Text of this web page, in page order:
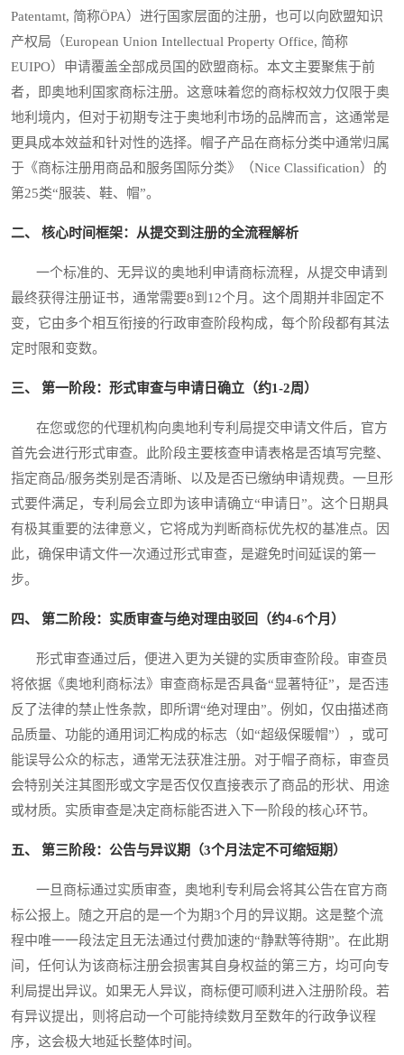
Patentamt, 简称ÖPA）进行国家层面的注册，也可以向欧盟知识
产权局（European Union Intellectual Property Office, 简称
EUIPO）申请覆盖全部成员国的欧盟商标。本文主要聚焦于前
者，即奥地利国家商标注册。这意味着您的商标权效力仅限于奥
地利境内，但对于初期专注于奥地利市场的品牌而言，这通常是
更具成本效益和针对性的选择。帽子产品在商标分类中通常归属
于《商标注册用商品和服务国际分类》（Nice Classification）的
第25类“服装、鞋、帽”。
二、 核心时间框架：从提交到注册的全流程解析
一个标准的、无异议的奥地利申请商标流程，从提交申请到
最终获得注册证书，通常需要8到12个月。这个周期并非固定不
变，它由多个相互衔接的行政审查阶段构成，每个阶段都有其法
定时限和变数。
三、 第一阶段：形式审查与申请日确立（约1-2周）
在您或您的代理机构向奥地利专利局提交申请文件后，官方
首先会进行形式审查。此阶段主要核查申请表格是否填写完整、
指定商品/服务类别是否清晰、以及是否已缴纳申请规费。一旦形
式要件满足，专利局会立即为该申请确立“申请日”。这个日期具
有极其重要的法律意义，它将成为判断商标优先权的基准点。因
此，确保申请文件一次通过形式审查，是避免时间延误的第一
步。
四、 第二阶段：实质审查与绝对理由驳回（约4-6个月）
形式审查通过后，便进入更为关键的实质审查阶段。审查员
将依据《奥地利商标法》审查商标是否具备“显著特征”，是否违
反了法律的禁止性条款，即所谓“绝对理由”。例如，仅由描述商
品质量、功能的通用词汇构成的标志（如“超级保暖帽”），或可
能误导公众的标志，通常无法获准注册。对于帽子商标，审查员
会特别关注其图形或文字是否仅仅直接表示了商品的形状、用途
或材质。实质审查是决定商标能否进入下一阶段的核心环节。
五、 第三阶段：公告与异议期（3个月法定不可缩短期）
一旦商标通过实质审查，奥地利专利局会将其公告在官方商
标公报上。随之开启的是一个为期3个月的异议期。这是整个流
程中唯一一段法定且无法通过付费加速的“静默等待期”。在此期
间，任何认为该商标注册会损害其自身权益的第三方，均可向专
利局提出异议。如果无人异议，商标便可顺利进入注册阶段。若
有异议提出，则将启动一个可能持续数月至数年的行政争议程
序，这会极大地延长整体时间。